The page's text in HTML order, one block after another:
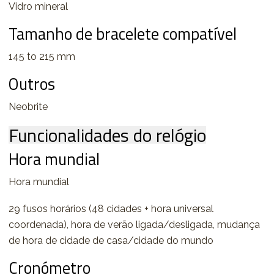
Vidro mineral
Tamanho de bracelete compatível
145 to 215 mm
Outros
Neobrite
Funcionalidades do relógio
Hora mundial
Hora mundial
29 fusos horários (48 cidades + hora universal
coordenada), hora de verão ligada/desligada, mudança
de hora de cidade de casa/cidade do mundo
Cronómetro